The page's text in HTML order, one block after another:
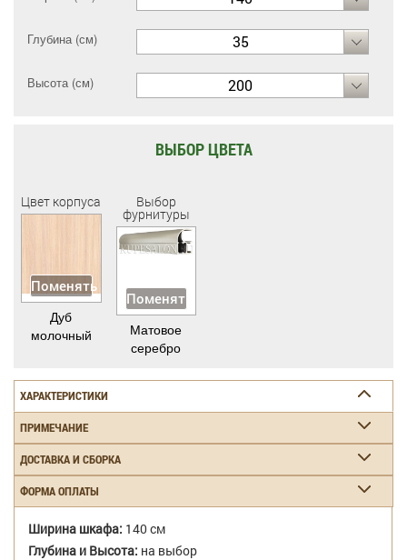
Глубина (см) 35
Высота (см) 200
ВЫБОР ЦВЕТА
Цвет корпуса
Поменять
Дуб
молочный
Выбор
фурнитуры
Поменять
Матовое
серебро
ХАРАКТЕРИСТИКИ
ПРИМЕЧАНИЕ
ДОСТАВКА И СБОРКА
ФОРМА ОПЛАТЫ
Ширина шкафа: 140 см
Глубина и Высота: на выбор